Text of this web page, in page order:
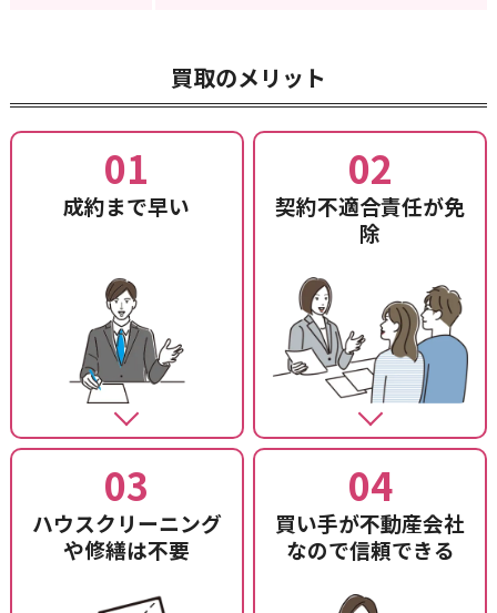
買取のメリット
01
成約まで早い
02
契約不適合責任が免
除
03
ハウスクリーニング
や修繕は不要
04
買い手が不動産会社
なので信頼できる